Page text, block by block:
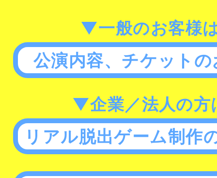
▼一般のお客様
公演内容、チケット
▼企業／法人の方
リアル脱出ゲーム制作